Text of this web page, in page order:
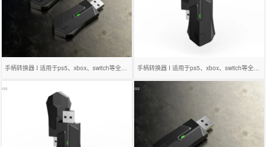
手柄转换器 I 适用于ps5、xbox、switch等全平台 手柄转换器 I 适用于ps5、xbox、switch等全平台